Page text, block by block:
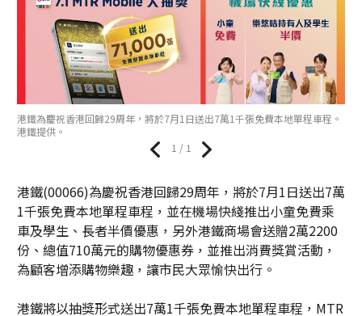
港鐵為慶祝香港回歸29周年，將於7月1日送出7萬1千張免費本地單程車程。
港鐵提供。
1 / 1
港鐵(00066)為慶祝香港回歸29周年，將於7月1日送出7萬
1千張免費本地單程車程，並在機場快綫推出小童免費乘
車及學生、長者半價優惠，另外港鐵商場會送贈2萬2200
份、總值710萬元的購物優惠券，並推出消費獎賞活動，
為顧客增添購物樂趣，讓市民大眾愉快出行。
港鐵將以抽獎形式送出7萬1千張免費本地單程車程，MTR